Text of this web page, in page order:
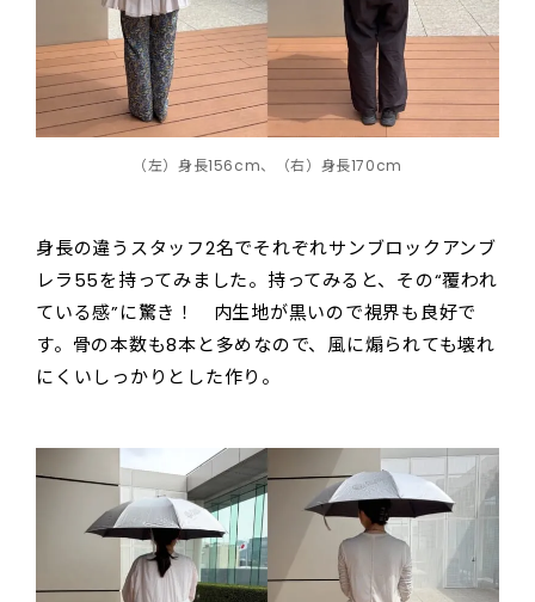
（左）身長156cm、（右）身長170cm
身長の違うスタッフ2名でそれぞれサンブロックアンブ
レラ55を持ってみました。持ってみると、その“覆われ
ている感”に驚き！ 内生地が黒いので視界も良好で
す。骨の本数も8本と多めなので、風に煽られても壊れ
にくいしっかりとした作り。